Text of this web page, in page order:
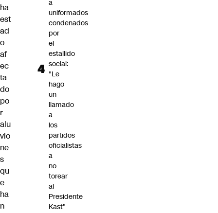
ha
est
ad
o
af
ec
ta
do
po
r
alu
vio
ne
s
qu
e
ha
n
a
uniformados
condenados
por
el
estallido
social:
"Le
hago
un
llamado
a
los
partidos
oficialistas
a
no
torear
al
Presidente
Kast"